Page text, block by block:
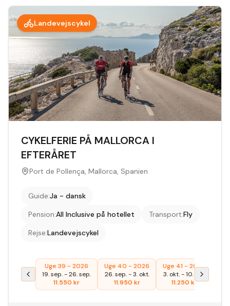
Landevejscykel
CYKELFERIE PÅ MALLORCA I
EFTERÅRET
Port de Pollença, Mallorca, Spanien
Guide:Ja - dansk
Pension:All Inclusive på hotellet Transport:Fly
Rejse:Landevejscykel
Uge 39 - 2026
19. sep.-26. sep.
11.550 kr
Uge 40 - 2026
26. sep.-3. okt.
11.950 kr
Uge 41 - 2026
3. okt.-10. okt.
11.250 kr